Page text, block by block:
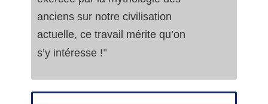
anciens sur notre civilisation
actuelle, ce travail mérite qu’on
s’y intéresse !"